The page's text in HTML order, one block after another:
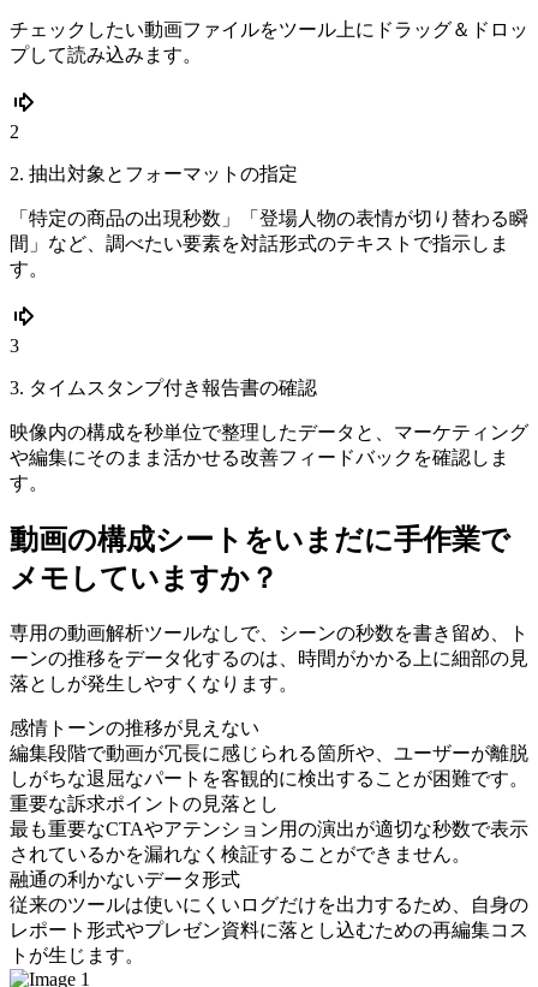
チェックしたい動画ファイルをツール上にドラッグ＆ドロッ
プして読み込みます。
2
2. 抽出対象とフォーマットの指定
「特定の商品の出現秒数」「登場人物の表情が切り替わる瞬
間」など、調べたい要素を対話形式のテキストで指示しま
す。
3
3. タイムスタンプ付き報告書の確認
映像内の構成を秒単位で整理したデータと、マーケティング
や編集にそのまま活かせる改善フィードバックを確認しま
す。
動画の構成シートをいまだに手作業で
メモしていますか？
専用の動画解析ツールなしで、シーンの秒数を書き留め、ト
ーンの推移をデータ化するのは、時間がかかる上に細部の見
落としが発生しやすくなります。
感情トーンの推移が見えない
編集段階で動画が冗長に感じられる箇所や、ユーザーが離脱
しがちな退屈なパートを客観的に検出することが困難です。
重要な訴求ポイントの見落とし
最も重要なCTAやアテンション用の演出が適切な秒数で表示
されているかを漏れなく検証することができません。
融通の利かないデータ形式
従来のツールは使いにくいログだけを出力するため、自身の
レポート形式やプレゼン資料に落とし込むための再編集コス
トが生じます。